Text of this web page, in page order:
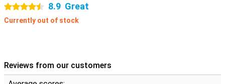
4.5 stars 8.9 Great
Currently out of stock
Reviews from our customers